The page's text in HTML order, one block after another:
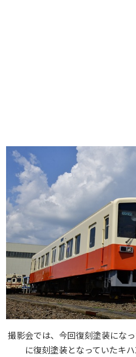
撮影会では、今回復刻塗装にな
に復刻塗装となっていたキ